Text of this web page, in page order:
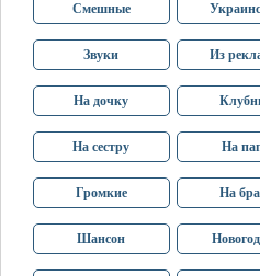
Смешные
Звуки Из
На дочку
На сестру На
Громкие На
Шансон